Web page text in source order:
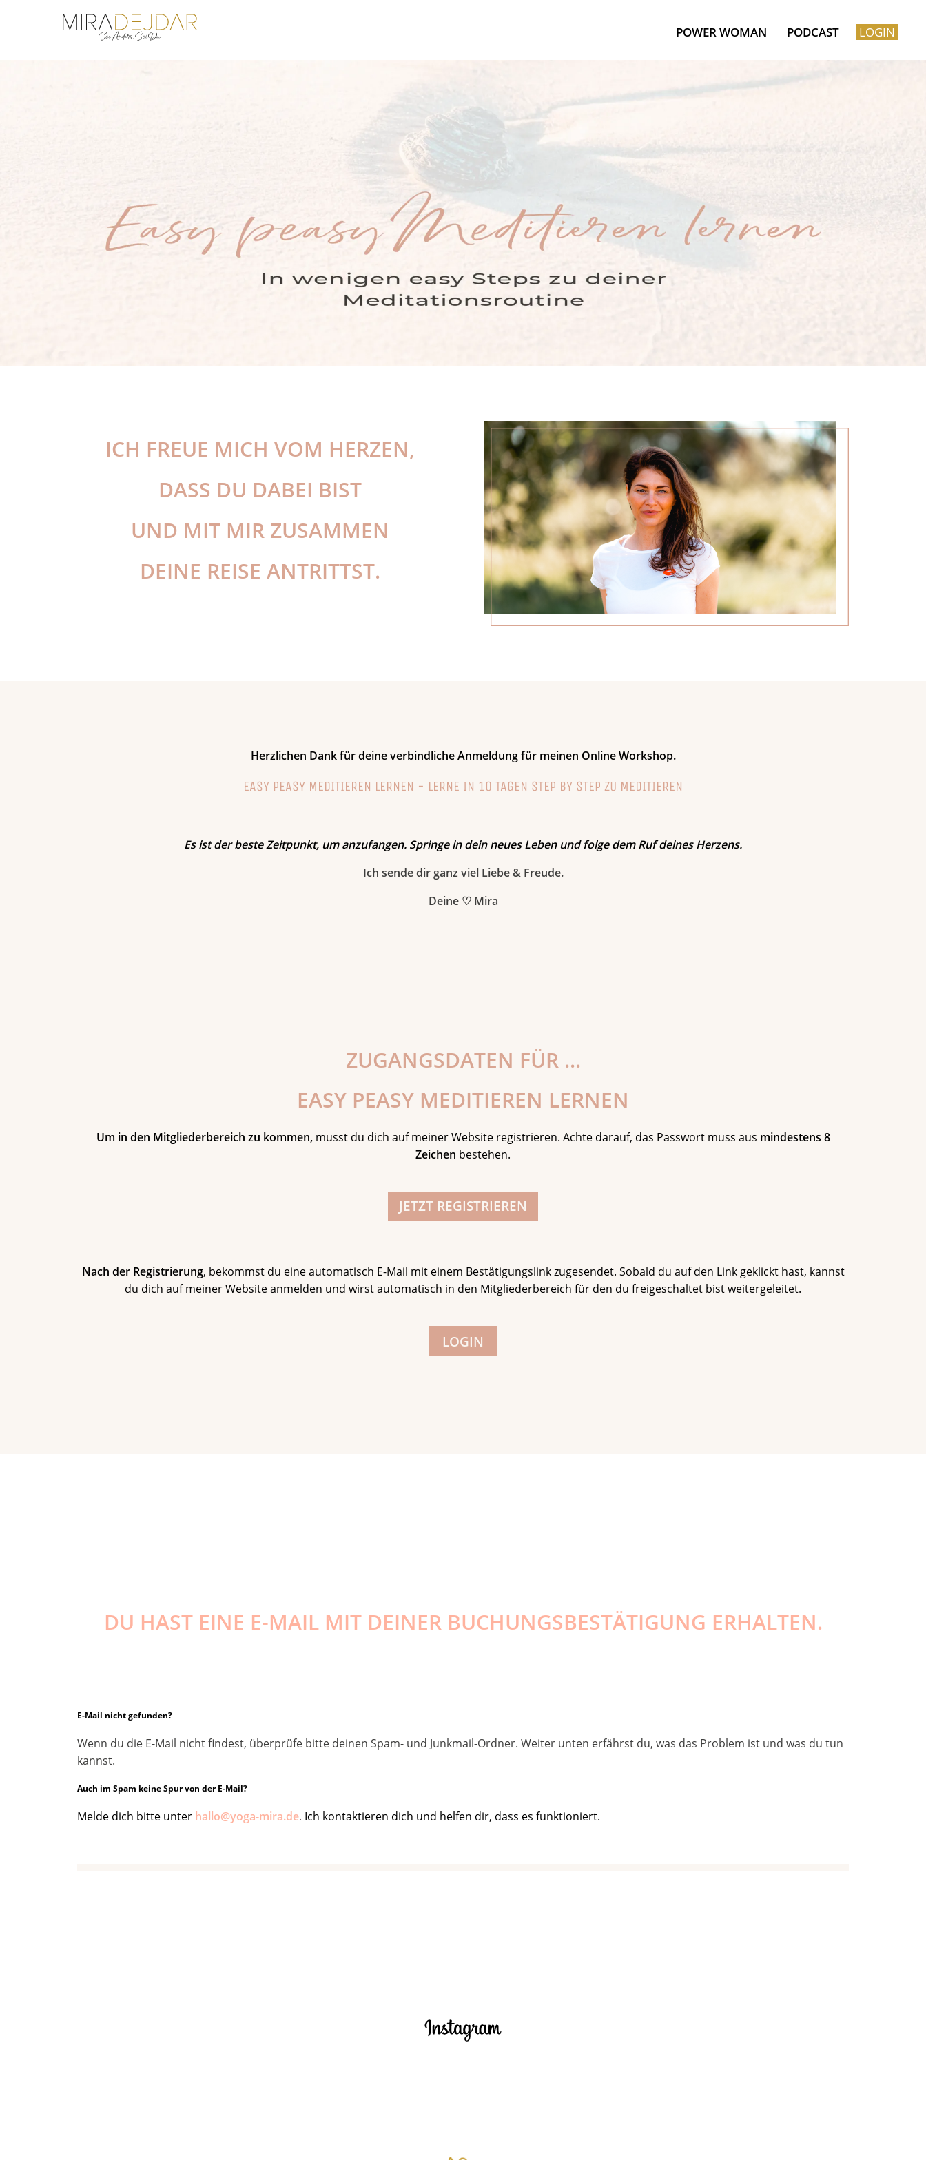
Navigation
POWER WOMAN PODCAST LOGIN
ICH FREUE MICH VOM HERZEN,
DASS DU DABEI BIST
UND MIT MIR ZUSAMMEN
DEINE REISE ANTRITTST.
Herzlichen Dank für deine verbindliche Anmeldung für meinen Online Workshop.
EASY PEASY MEDITIEREN LERNEN - LERNE IN 10 TAGEN STEP BY STEP ZU MEDITIEREN
Es ist der beste Zeitpunkt, um anzufangen. Springe in dein neues Leben und folge dem Ruf deines Herzens.
Ich sende dir ganz viel Liebe & Freude.
Deine ♡ Mira
ZUGANGSDATEN FÜR ...
EASY PEASY MEDITIEREN LERNEN
Um in den Mitgliederbereich zu kommen,musst du dich auf meiner Website registrieren. Achte darauf, das Passwort muss aus mindestens 8
Zeichen bestehen.
JETZT REGISTRIEREN
Nach der Registrierung, bekommst du eine automatisch E-Mail mit einem Bestätigungslink zugesendet. Sobald du auf den Link geklickt hast, kannst
du dich auf meiner Website anmelden und wirst automatisch in den Mitgliederbereich für den du freigeschaltet bist weitergeleitet.
LOGIN
DU HAST EINE E-MAIL MIT DEINER BUCHUNGSBESTÄTIGUNG ERHALTEN.
E-Mail nicht gefunden?
Wenn du die E-Mail nicht findest, überprüfe bitte deinen Spam- und Junkmail-Ordner. Weiter unten erfährst du, was das Problem ist und was du tun
kannst.
Auch im Spam keine Spur von der E-Mail?
Melde dich bitte unter hallo@yoga-mira.de. Ich kontaktieren dich und helfen dir, dass es funktioniert.